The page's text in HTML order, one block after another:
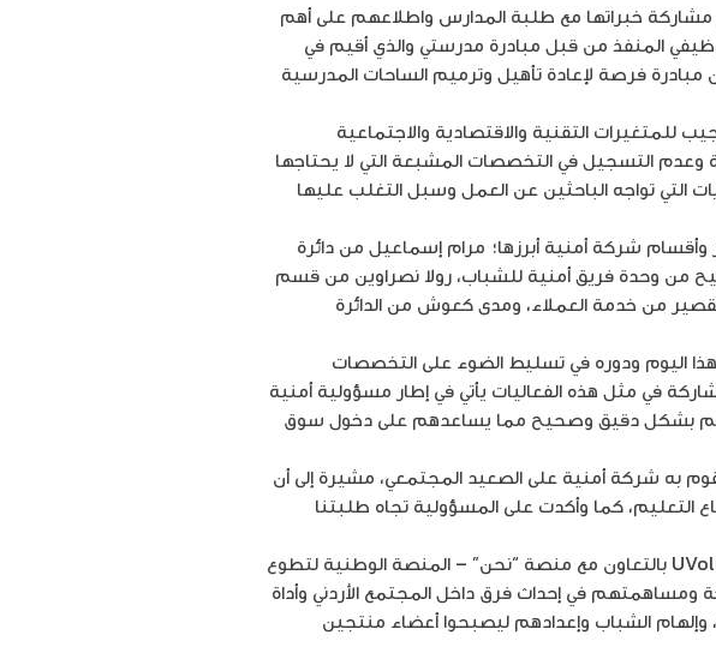
على مشاركة خبراتها مع طلبة المدارس واطلاعهم على أهم
المنفذ من قبل مبادرة مدرستي والذي أقيم في
فرصة لإعادة تأهيل وترميم الساحات المدرسية
للمتغيرات التقنية والاقتصادية والاجتماعية
وعدم التسجيل في التخصصات المشبعة التي لا يحتاجها
التي تواجه الباحثين عن العمل وسبل التغلب عليها
شركة أمنية أبرزها؛ مرام إسماعيل من دائرة
من وحدة فريق أمنية للشباب، رولا نصراوين من قسم
من خدمة العملاء، ومدى كعوش من الدائرة
هذا اليوم ودوره في تسليط الضوء على التخصصات
في مثل هذه الفعاليات يأتي في إطار مسؤولية أمنية
بشكل دقيق وصحيح مما يساعدهم على دخول سوق
به شركة أمنية على الصعيد المجتمعي، مشيرة إلى أن
التعليم، كما وأكدت على المسؤولية تجاه طلبتنا
والجدير بالذكر، أن اليوم الوظيفي تم تنفيذه من خلال برنامج أمنية للتطوعUVolunteer بالتعاون مع منصة “نحن” – المنصة الوطنية لتطوع
في إحداث فرق داخل المجتمع الأردني وأداة
وإلهام الشباب وإعدادهم ليصبحوا أعضاء منتجين